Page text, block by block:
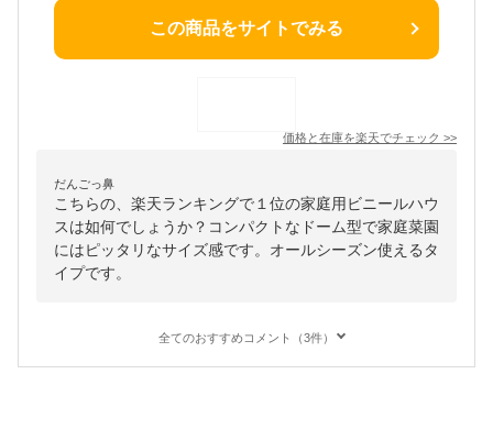
この商品をサイトでみる
価格と在庫を楽天でチェック >>
だんごっ鼻
こちらの、楽天ランキングで１位の家庭用ビニールハウ
スは如何でしょうか？コンパクトなドーム型で家庭菜園
にはピッタリなサイズ感です。オールシーズン使えるタ
イプです。
全てのおすすめコメント（3件）